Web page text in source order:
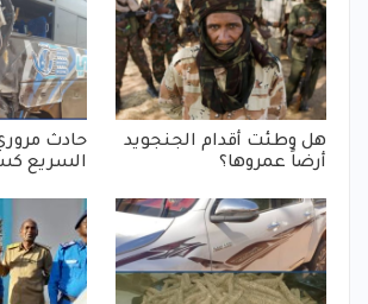
هل وطئت أقدام الجنجويد
أرضاً عمروها؟
حادث
السريع